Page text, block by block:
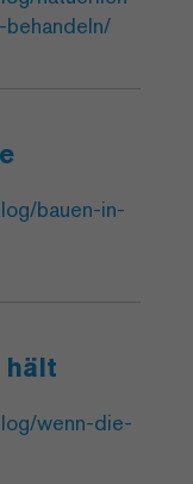
bauen-in-
hält
wenn-die-